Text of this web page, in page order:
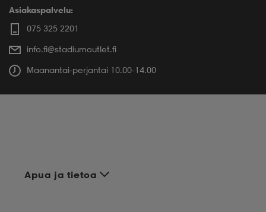
Asiakaspalvelu:
075 325 2201
info.fi@stadiumoutlet.fi
Maanantai-perjantai 10.00-14.00
Apua ja tietoa